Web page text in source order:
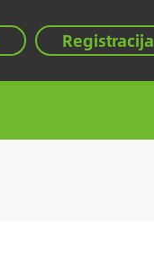
Registracija